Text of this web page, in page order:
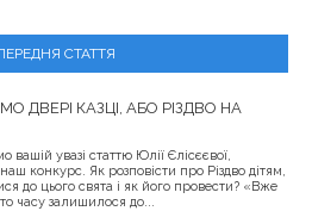
СТАТТЯ
ДВЕРІ КАЗЦІ, АБО РІЗДВО НА
вашій увазі статтю Юлії Єлісєєвої,
конкурс. Як розповісти про Різдво дітям,
до цього свята і як його провести? «Вже
часу залишилося до...